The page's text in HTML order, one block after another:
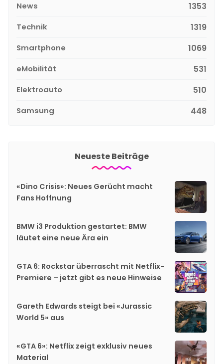
News 1353
Technik 1319
Smartphone 1069
eMobilität 531
Elektroauto 510
Samsung 448
Neueste Beiträge
«Dino Crisis»: Neues Gerücht macht
Fans Hoffnung
BMW i3 Produktion gestartet: BMW
läutet eine neue Ära ein
GTA 6: Rockstar überrascht mit Netflix-
Premiere – jetzt gibt es neue Hinweise
Gareth Edwards steigt bei «Jurassic
World 5» aus
«GTA 6»: Netflix zeigt exklusiv neues
Material